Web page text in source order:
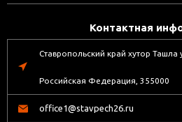
Контактная
Ставропольский край хутор
Российская Федерация, 355000
office1@stavpech26.ru